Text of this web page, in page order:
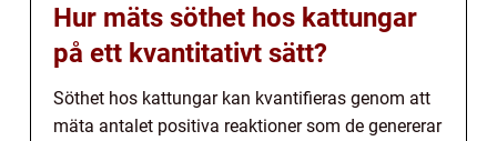
Hur mäts söthet hos kattungar
på ett kvantitativt sätt?
Söthet hos kattungar kan kvantifieras genom att
mäta antalet positiva reaktioner som de genererar